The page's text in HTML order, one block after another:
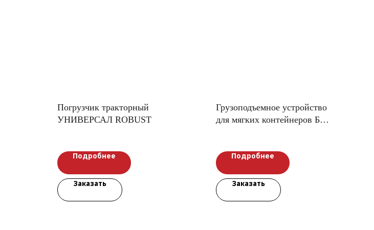
Погрузчик тракторный
УНИВЕРСАЛ ROBUST
Подробнее
Заказать
Грузоподъемное устройство
для мягких контейнеров Биг-
Подробнее
Заказать